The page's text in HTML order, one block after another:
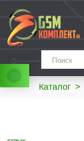
Каталог >